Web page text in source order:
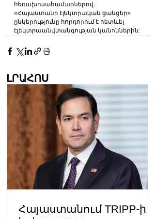
հեռախոսահամարներով:
«Հայաստանի էլեկտրական ցանցեր»
ընկերությունը հորդորում է հետևել
էլեկտրաանվտանգության կանոններին:
ԼՐԱՀՈՍ
Հայաստանում TRIPP-ի